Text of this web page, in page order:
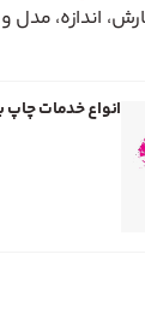
اندازه،
انواع خدمات چاپ